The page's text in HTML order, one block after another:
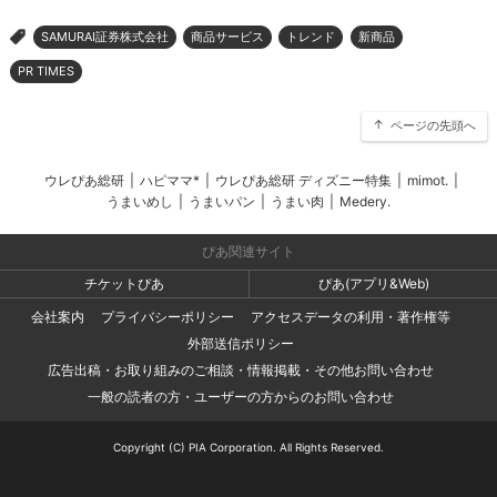
> SAMURAI証券株式会社 商品サービス トレンド 新商品
PR TIMES
ページの先頭へ
ウレぴあ総研 ハピママ* ウレぴあ総研 ディズニー特集 mimot.
うまいめし
うまいパン うまい肉 Medery.
ぴあ関連サイト
チケットぴあ
ぴあ(アプリ&Web)
会社案内
プライバシーポリシー
アクセスデータの利用・著作権等
外部送信ポリシー
広告出稿・お取り組みのご相談・情報掲載・その他お問い合わせ
一般の読者の方・ユーザーの方からのお問い合わせ
Copyright (C) PIA Corporation. All Rights Reserved.